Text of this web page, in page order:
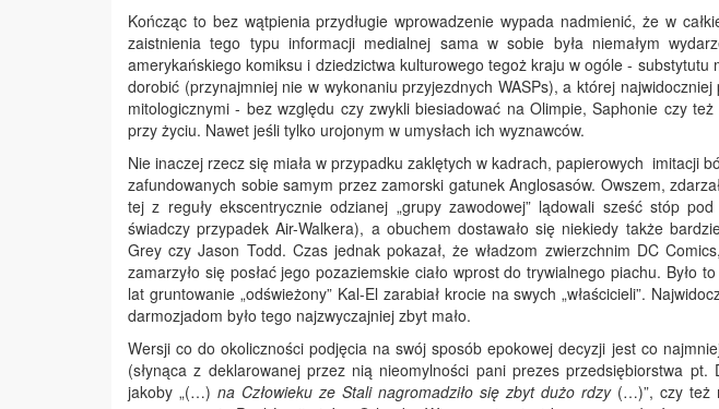
Kończąc to bez wątpienia przydługie wprowadzenie wypada nadmienić, że w
zaistnienia tego typu informacji medialnej sama w sobie była niemałym
amerykańskiego komiksu i dziedzictwa kulturowego tegoż kraju w ogóle - substytutu
dorobić (przynajmniej nie w wykonaniu przyjezdnych WASPs), a której
mitologicznymi - bez względu czy zwykli biesiadować na Olimpie, Saphonie czy
przy życiu. Nawet jeśli tylko urojonym w umysłach ich wyznawców.
Nie inaczej rzecz się miała w przypadku zaklętych w kadrach, papierowych imitacji
zafundowanych sobie samym przez zamorski gatunek Anglosasów. Owszem,
tej z reguły ekscentrycznie odzianej „grupy zawodowej” lądowali sześć stóp
świadczy przypadek Air-Walkera), a obuchem dostawało się niekiedy także
Grey czy Jason Todd. Czas jednak pokazał, że władzom zwierzchnim DC
zamarzyło się posłać jego pozaziemskie ciało wprost do trywialnego piachu. Było
lat gruntowanie „odświeżony” Kal-El zarabiał krocie na swych „właścicieli”.
darmozjadom było tego najzwyczajniej zbyt mało.
Wersji co do okoliczności podjęcia na swój sposób epokowej decyzji jest co
(słynąca z deklarowanej przez nią nieomylności pani prezes przedsiębiorstwa pt.
jakoby „(…) na Człowieku ze Stali nagromadziło się zbyt dużo rdzy(…)”, czy też